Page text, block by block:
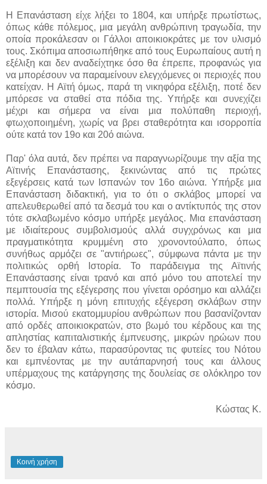
Η Επανάσταση είχε λήξει το 1804, και υπήρξε πρωτίστως,
όπως κάθε πόλεμος, μια μεγάλη ανθρώπινη τραγωδία, την
οποία προκάλεσαν οι Γάλλοι αποικιοκράτες με τον υλισμό
τους. Σκόπιμα αποσιωπήθηκε από τους Ευρωπαίους αυτή η
εξέλιξη και δεν αναδείχτηκε όσο θα έπρεπε, προφανώς για
να μπορέσουν να παραμείνουν ελεγχόμενες οι περιοχές που
κατείχαν. Η Αϊτή όμως, παρά τη νικηφόρα εξέλιξη, ποτέ δεν
μπόρεσε να σταθεί στα πόδια της. Υπήρξε και συνεχίζει
μέχρι και σήμερα να είναι μια πολύπαθη περιοχή,
φτωχοποιημένη, χωρίς να βρει σταθερότητα και ισορροπία
ούτε κατά τον 19ο και 20ό αιώνα.
Παρ' όλα αυτά, δεν πρέπει να παραγνωρίζουμε την αξία της
Αϊτινής Επανάστασης, ξεκινώντας από τις πρώτες
εξεγέρσεις κατά των Ισπανών τον 16ο αιώνα. Υπήρξε μια
Επανάσταση διδακτική, για το ότι ο σκλάβος μπορεί να
απελευθερωθεί από τα δεσμά του και ο αντίκτυπός της στον
τότε σκλαβωμένο κόσμο υπήρξε μεγάλος. Μια επανάσταση
με ιδιαίτερους συμβολισμούς αλλά συγχρόνως και μια
πραγματικότητα κρυμμένη στο χρονοντούλαπο, όπως
συνήθως αρμόζει σε "αντιήρωες", σύμφωνα πάντα με την
πολιτικώς ορθή Ιστορία. Το παράδειγμα της Αϊτινής
Επανάστασης είναι τρανό και από μόνο του αποτελεί την
πεμπτουσία της εξέγερσης που γίνεται ορόσημο και αλλάζει
πολλά. Υπήρξε η μόνη επιτυχής εξέγερση σκλάβων στην
ιστορία. Μισού εκατομμυρίου ανθρώπων που βασανίζονταν
από ορδές αποικιοκρατών, στο βωμό του κέρδους και της
απληστίας καπιταλιστικής έμπνευσης, μικρών ηρώων που
δεν το έβαλαν κάτω, παρασύροντας τις φυτείες του Νότου
και εμπνέοντας με την αυτάπαρνησή τους και άλλους
υπέρμαχους της κατάργησης της δουλείας σε ολόκληρο τον
κόσμο.
Κώστας Κ.
Κοινή χρήση